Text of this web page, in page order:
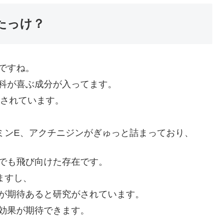
っけ？
すね。
喜ぶ成分が入ってます。
れています。
E、アクチニジンがぎゅっと詰まっており、
飛び向けた存在です。
し、
待あると研究がされています。
が期待できます。